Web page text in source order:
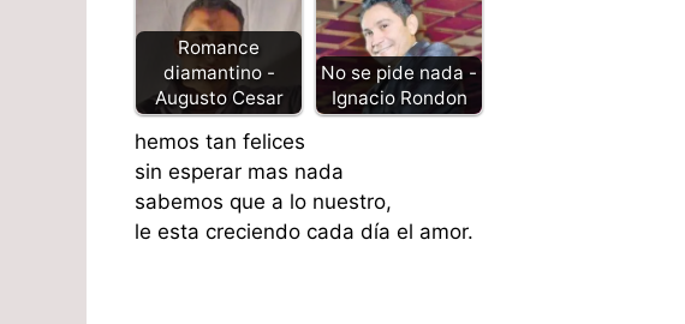
Romance
diamantino -
Augusto Cesar
No se pide nada -
Ignacio Rondon
hemos tan felices
sin esperar mas nada
sabemos que a lo nuestro,
le esta creciendo cada día el amor.